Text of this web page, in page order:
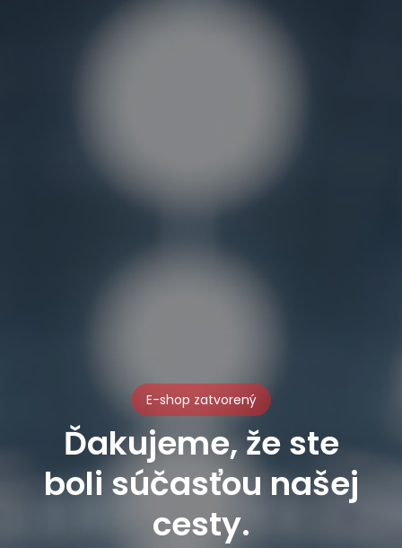
E-shop zatvorený
Ďakujeme, že ste
boli súčasťou našej
cesty.